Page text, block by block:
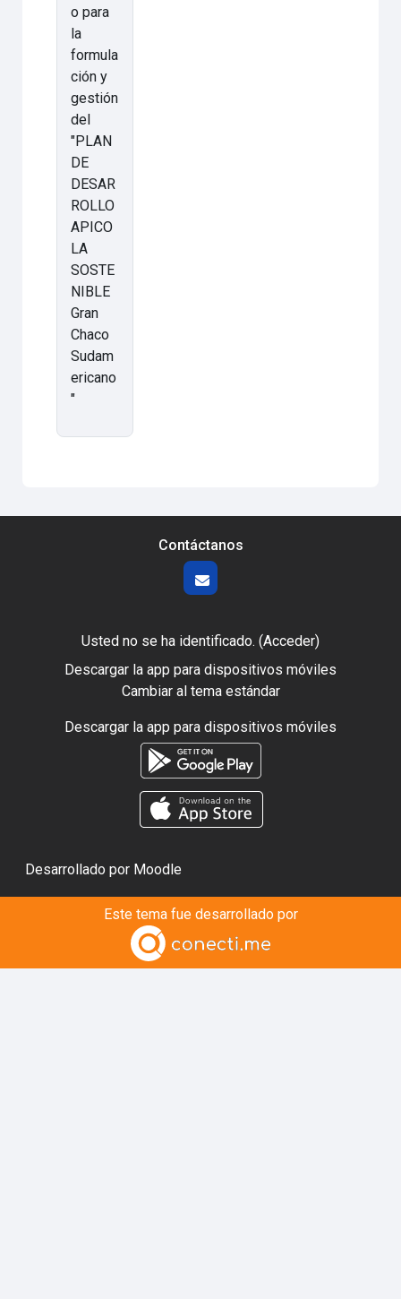
o para
la
formula
ción y
gestión
del
"PLAN
DE
DESAR
ROLLO
APICO
LA
SOSTE
NIBLE
Gran
Chaco
Sudam
ericano
"
Contáctanos
Usted no se ha identificado. (Acceder)
Descargar la app para dispositivos móviles
Cambiar al tema estándar
Descargar la app para dispositivos móviles
Desarrollado por Moodle
Este tema fue desarrollado por